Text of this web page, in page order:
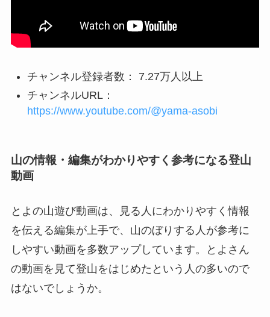
チャンネル登録者数： 7.27万人以上
チャンネルURL：
https://www.youtube.com/@yama-asobi
山の情報・編集がわかりやすく参考になる登山
動画
とよの山遊び動画は、見る人にわかりやすく情報
を伝える編集が上手で、山のぼりする人が参考に
しやすい動画を多数アップしています。とよさん
の動画を見て登山をはじめたという人の多いので
はないでしょうか。